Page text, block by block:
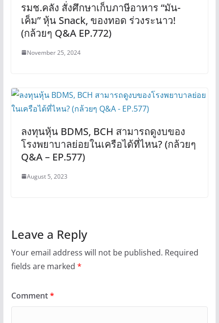
รมช.คลัง สั่งศึกษาเก็บภาษีอาหาร “มัน-
เค็ม” หุ้น Snack, ของทอด ร่วงระนาว!
(กล้วยๆ Q&A EP.772)
November 25, 2024
ลงทุนหุ้น BDMS, BCH สามารถดูงบของ
โรงพยาบาลย่อยในเครือได้ที่ไหน? (กล้วยๆ
Q&A – EP.577)
August 5, 2023
Leave a Reply
Your email address will not be published. Required
fields are marked *
Comment*